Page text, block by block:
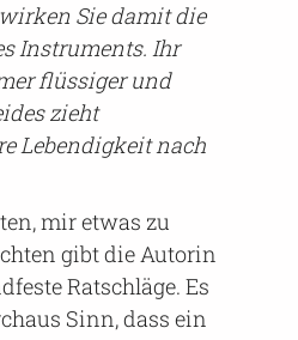
Sie damit die
Instruments. Ihr
flüssiger und
zieht
Lebendigkeit nach
mir etwas zu
gibt die Autorin
Ratschläge. Es
Sinn, dass ein